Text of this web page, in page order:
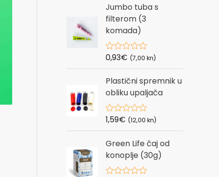
e
d
0
o
t
o
f
5
Jumbo tuba s
filterom (3
komada)
R
e
0
o
u
t
5
0,93€ (7,00 kn)
Plastični spremnik u
obliku upaljača
R
e
d
0
o
u
1,59€ (12,00 kn)
Green Life čaj od
konoplje (30g)